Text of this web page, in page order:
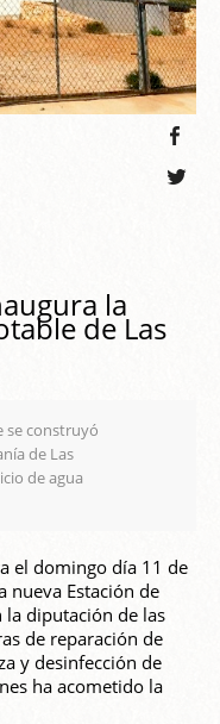
la
de Las
se construyó
de Las
de agua
el domingo día 11 de
nueva Estación de
la diputación de las
de reparación de
y desinfección de
ha acometido la